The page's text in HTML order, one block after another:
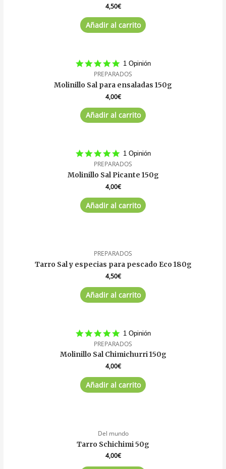
4,50€
Añadir al carrito
5.0
star
rating
1 Opinión
PREPARADOS
Molinillo Sal para ensaladas 150g
4,00€
Añadir al carrito
5.0
star
1 Opinión
PREPARADOS
Molinillo Sal Picante 150g
4,00€
Añadir al carrito
PREPARADOS
Tarro Sal y especias para pescado Eco 180g
4,50€
Añadir al carrito
5.0
star
rating
1 Opinión
PREPARADOS
Molinillo Sal Chimichurri 150g
4,00€
Añadir al carrito
Del mundo
Tarro Schichimi 50g
4,00€